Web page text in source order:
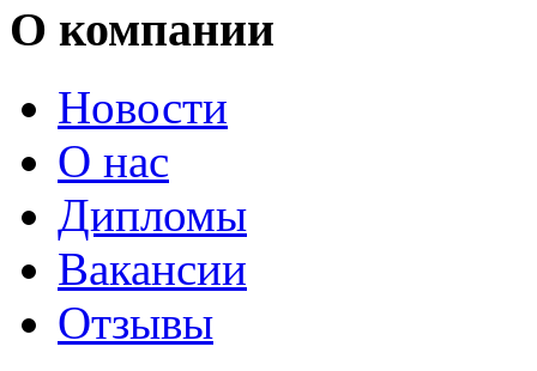
О компании
Новости
О нас
Дипломы
Вакансии
Отзывы